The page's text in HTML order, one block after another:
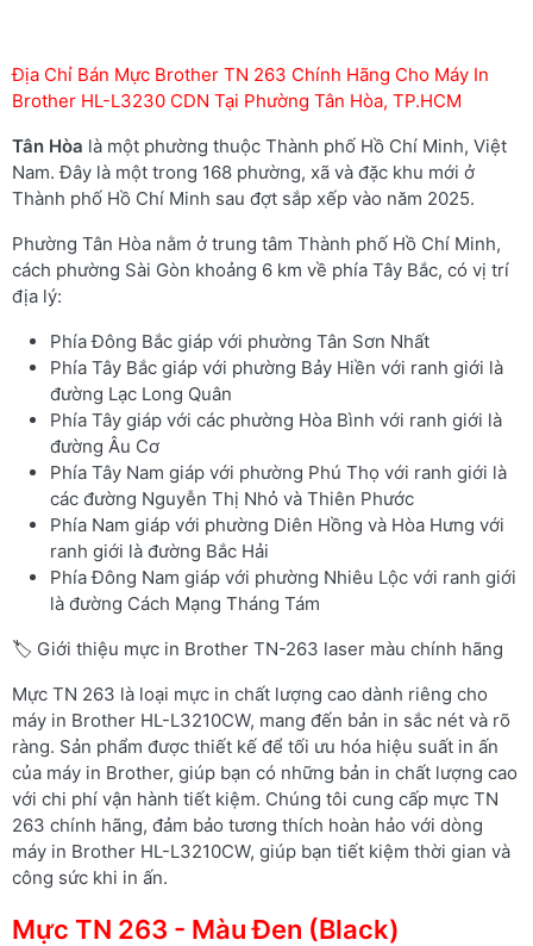
Địa Chỉ Bán Mực Brother TN 263 Chính Hãng Cho Máy In
Brother HL-L3230 CDN Tại Phường Tân Hòa, TP.HCM
Tân Hòa là một phường thuộc Thành phố Hồ Chí Minh, Việt
Nam. Đây là một trong 168 phường, xã và đặc khu mới ở
Thành phố Hồ Chí Minh sau đợt sắp xếp vào năm 2025.
Phường Tân Hòa nằm ở trung tâm Thành phố Hồ Chí Minh,
cách phường Sài Gòn khoảng 6 km về phía Tây Bắc, có vị trí
địa lý:
Phía Đông Bắc giáp với phường Tân Sơn Nhất
Phía Tây Bắc giáp với phường Bảy Hiền với ranh giới là
đường Lạc Long Quân
Phía Tây giáp với các phường Hòa Bình với ranh giới là
đường Âu Cơ
Phía Tây Nam giáp với phường Phú Thọ với ranh giới là
các đường Nguyễn Thị Nhỏ và Thiên Phước
Phía Nam giáp với phường Diên Hồng và Hòa Hưng với
ranh giới là đường Bắc Hải
Phía Đông Nam giáp với phường Nhiêu Lộc với ranh giới
là đường Cách Mạng Tháng Tám
🏷️ Giới thiệu mực in Brother TN-263 laser màu chính hãng
Mực TN 263 là loại mực in chất lượng cao dành riêng cho
máy in Brother HL-L3210CW, mang đến bản in sắc nét và rõ
ràng. Sản phẩm được thiết kế để tối ưu hóa hiệu suất in ấn
của máy in Brother, giúp bạn có những bản in chất lượng cao
với chi phí vận hành tiết kiệm. Chúng tôi cung cấp mực TN
263 chính hãng, đảm bảo tương thích hoàn hảo với dòng
máy in Brother HL-L3210CW, giúp bạn tiết kiệm thời gian và
công sức khi in ấn.
Mực TN 263 - Màu Đen (Black)